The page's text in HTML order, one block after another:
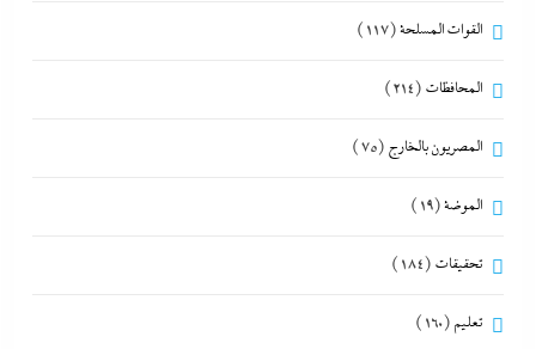
القوات المسلحة(117)
المحافظات (214)
المصريون بالخارج (75)
الموضة(19)
تحقيقات (184)
تعليم (160)